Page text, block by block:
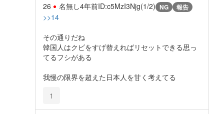
26 名無し4年前ID:c5MzI3Njg(1/2) NG 報告
>>14
その通りだね
韓国人はクビをすげ替えればリセットできる思っ
てるフシがある
我慢の限界を超えた日本人を甘く考えてる
1